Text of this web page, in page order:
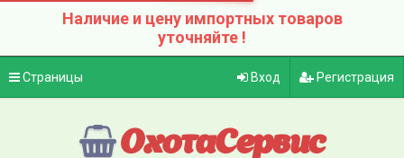
Наличие и цену импортных товаров
уточняйте !
Страницы Вход Регистрация
ОхотаСервис